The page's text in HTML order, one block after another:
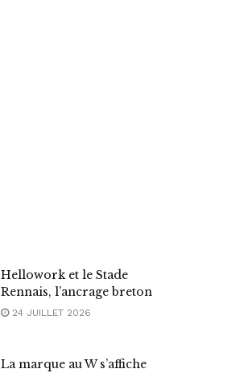
Hellowork et le Stade
Rennais, l’ancrage breton
24 JUILLET 2026
La marque au W s’affiche